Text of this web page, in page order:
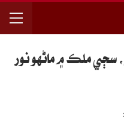
سڄي ملڪ ۾ ماڻهو نور